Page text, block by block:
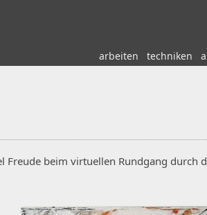
arbeiten techniken
Freude beim virtuellen Rundgang durch